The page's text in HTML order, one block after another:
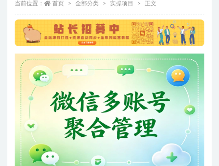
当前位置： 首页 全部分类 实操项目 正文